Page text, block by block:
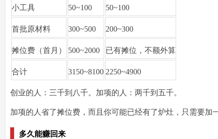
小工具 50~100 50~100
首批原材料 300~500 200~300
摊位费（首月） 500~2000 已有摊位，不额外算
合计 3150~8100 2250~4900
创业的人：三千到八千。加项的人：两千到五千。
加项的人省了摊位费，而且你可能已经有了炉灶，只需要加
多久能赚回来